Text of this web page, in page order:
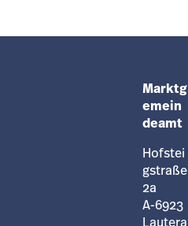
Marktg
emein
deamt
Hofstei
gstraße
2a
A-6923